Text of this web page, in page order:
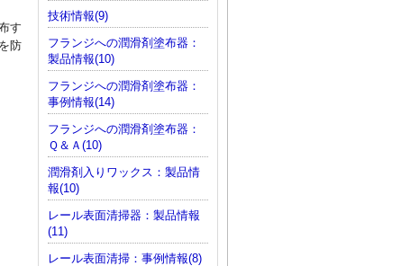
す
防
技術情報(9)
フランジへの潤滑剤塗布器：
製品情報(10)
フランジへの潤滑剤塗布器：
事例情報(14)
フランジへの潤滑剤塗布器：
Ｑ＆Ａ(10)
潤滑剤入りワックス：製品情
報(10)
レール表面清掃器：製品情報
(11)
レール表面清掃：事例情報(8)